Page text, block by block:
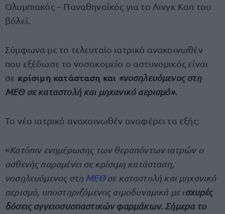
Ολυμπιακός – Παναθηναϊκός για το Λινγκ Καπ του
βόλεϊ.
Σύμφωνα με το τελευταίο ιατρικό ανακοινωθέν
που εξέδωσε το νοσοκομείο ο αστυνομικός είναι
σε κρίσιμη κατάσταση και «νοσηλευόμενος στη
ΜΕΘ σε καταστολή και μηχανικό αερισμό».
Το νέο ιατρικό ανακοινωθέν αναφέρει τα εξής:
«Κατόπιν ενημέρωσης των θεραπόντων ιατρών ο
ασθενής παραμένει σε κρίσιμη κατάσταση,
νοσηλευόμενος στη ΜΕΘσε καταστολή και μηχανικό
αερισμό, υποστηριζόμενος αιμοδυναμικά με ισχυρές
δόσεις αγγειοσυσπαστικών φαρμάκων. Σήμερα το